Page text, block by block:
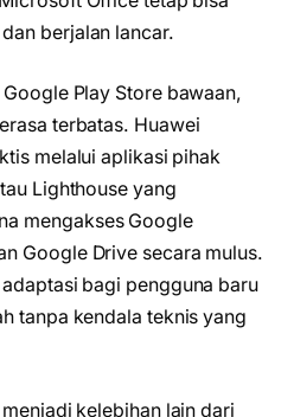
berjalan lancar.
Play Store bawaan,
terbatas. Huawei
melalui aplikasi pihak
Lighthouse yang
mengakses Google
Google Drive secara mulus.
bagi pengguna baru
tanpa kendala teknis yang
kelebihan lain dari